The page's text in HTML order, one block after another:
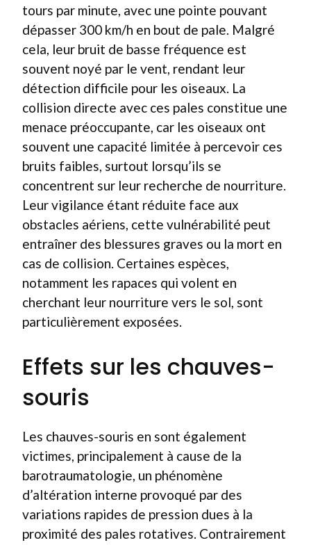
tours par minute, avec une pointe pouvant
dépasser 300 km/h en bout de pale. Malgré
cela, leur bruit de basse fréquence est
souvent noyé par le vent, rendant leur
détection difficile pour les oiseaux. La
collision directe avec ces pales constitue une
menace préoccupante, car les oiseaux ont
souvent une capacité limitée à percevoir ces
bruits faibles, surtout lorsqu’ils se
concentrent sur leur recherche de nourriture.
Leur vigilance étant réduite face aux
obstacles aériens, cette vulnérabilité peut
entraîner des blessures graves ou la mort en
cas de collision. Certaines espèces,
notamment les rapaces qui volent en
cherchant leur nourriture vers le sol, sont
particulièrement exposées.
Effets sur les chauves-
souris
Les chauves-souris en sont également
victimes, principalement à cause de la
barotraumatologie, un phénomène
d’altération interne provoqué par des
variations rapides de pression dues à la
proximité des pales rotatives. Contrairement